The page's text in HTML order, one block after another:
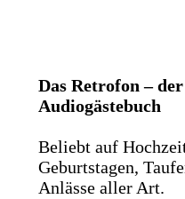
Das Retrofon –
Audiogästebuch
Beliebt auf
Geburtstagen,
Anlässe aller Art.